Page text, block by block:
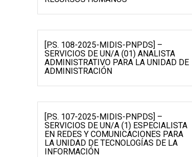
[P.S. 108-2025-MIDIS-PNPDS] –
SERVICIOS DE UN/A (01) ANALISTA
ADMINISTRATIVO PARA LA UNIDAD DE
ADMINISTRACIÓN
[P.S. 107-2025-MIDIS-PNPDS] –
SERVICIOS DE UN/A (1) ESPECIALISTA
EN REDES Y COMUNICACIONES PARA
LA UNIDAD DE TECNOLOGÍAS DE LA
INFORMACIÓN